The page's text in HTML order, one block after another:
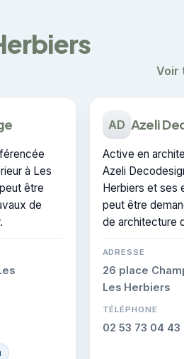
Voir
à Les
être
de
AD Azeli
Active en
Azeli
Herbiers et ses
peut être
de architecture
ADRESSE
26 place
Les Herbiers
TÉLÉPHONE
02 53 73 04 43